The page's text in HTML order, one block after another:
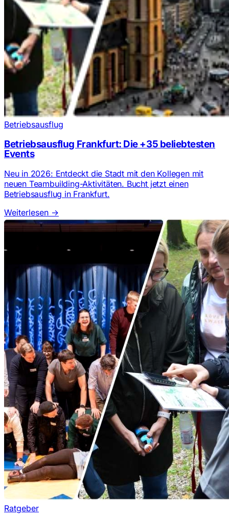
Betriebsausflug
Betriebsausflug Frankfurt: Die +35 beliebtesten
Events
Neu in 2026: Entdeckt die Stadt mit den Kollegen mit
neuen Teambuilding-Aktivitäten. Bucht jetzt einen
Betriebsausflug in Frankfurt.
Weiterlesen →
Ratgeber